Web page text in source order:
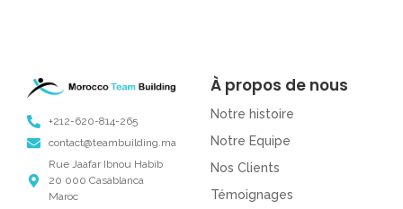
+212-620-814-265
contact@teambuilding.ma
Rue Jaafar Ibnou Habib
20 000 Casablanca
Maroc
À propos de nous
Notre histoire
Notre Equipe
Nos Clients
Témoignages